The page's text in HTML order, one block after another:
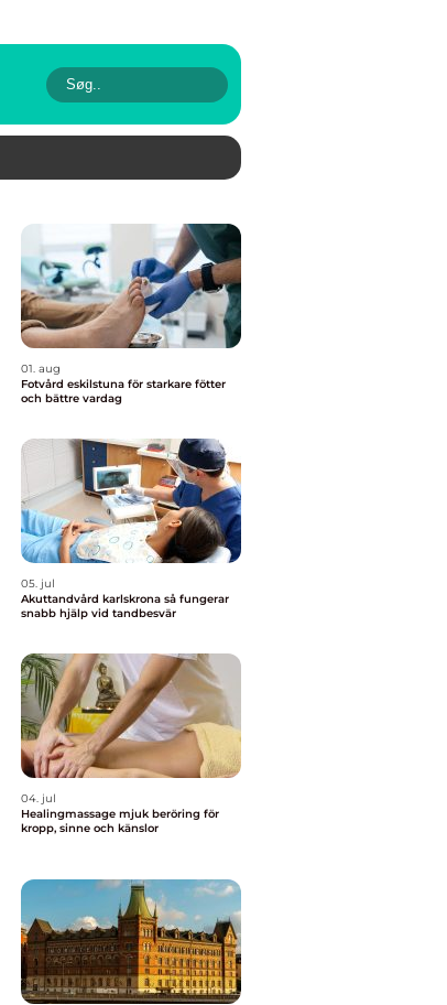
01. aug
Fotvård eskilstuna för starkare fötter
och bättre vardag
05. jul
Akuttandvård karlskrona så fungerar
snabb hjälp vid tandbesvär
04. jul
Healingmassage mjuk beröring för
kropp, sinne och känslor